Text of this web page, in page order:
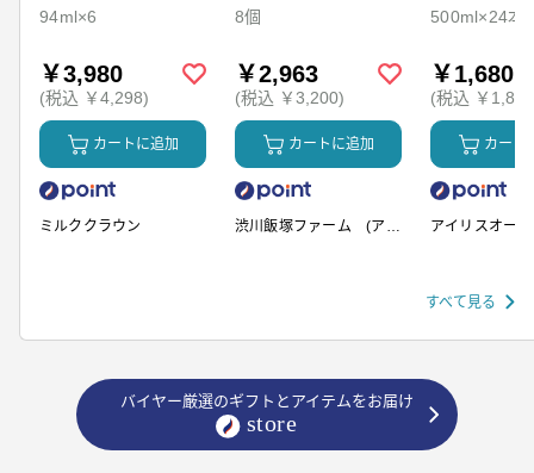
ット
94ml×6
￥3,980
(税込 ￥4,298)
カートに追加
ミルククラウン
8個
￥2,963
(税込 ￥3,200)
カートに追加
渋川飯塚ファーム (アイ
500ml×24本
￥1,680
(税込 ￥
カート
アイリスオー
すべて見る
バイヤー厳選のギフトとアイテムをお届け